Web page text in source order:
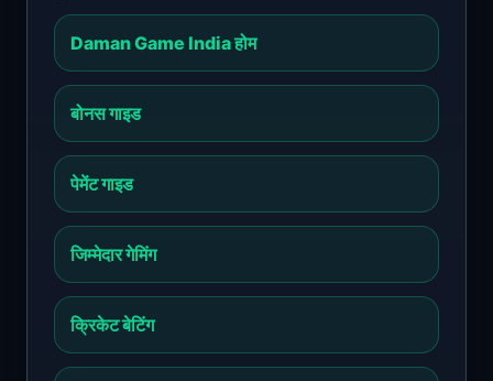
Daman Game India होम
बोनस गाइड
पेमेंट गाइड
जिम्मेदार गेमिंग
क्रिकेट बेटिंग